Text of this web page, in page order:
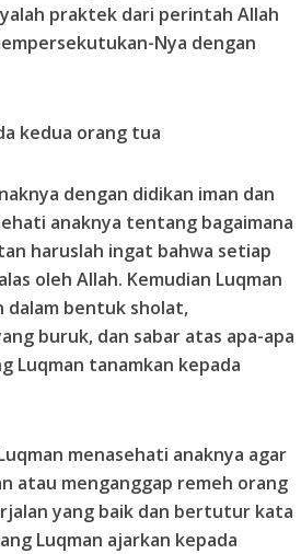
praktek dari perintah Allah
Nya dengan
kedua orang tua
dengan didikan iman dan
anaknya tentang bagaimana
haruslah ingat bahwa setiap
oleh Allah. Kemudian Luqman
dalam bentuk sholat,
buruk, dan sabar atas apa-apa
Luqman tanamkan kepada
menasehati anaknya agar
atau menganggap remeh orang
yang baik dan bertutur kata
Luqman ajarkan kepada